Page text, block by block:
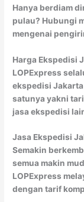
Hanya berdiam
pulau? Hubungi
mengenai
Harga Ekspedisi
LOPExpress
ekspedisi
satunya yakni
jasa ekspedisi
Jasa Ekspedisi
Semakin
semua makin
LOPExpress
dengan tarif